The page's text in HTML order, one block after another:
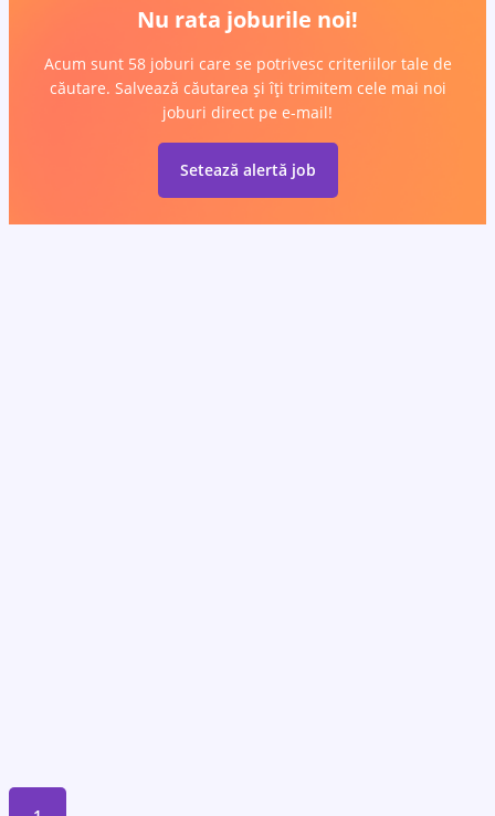
Nu rata joburile noi!
Acum sunt 58 joburi care se potrivesc criteriilor tale de
căutare. Salvează căutarea și îți trimitem cele mai noi
joburi direct pe e-mail!
Setează alertă job